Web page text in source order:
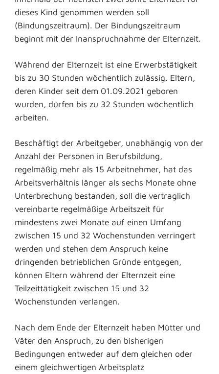
dieses Kind genommen werden soll
(Bindungszeitraum). Der Bindungszeitraum
beginnt mit der Inanspruchnahme der Elternzeit.
Während der Elternzeit ist eine Erwerbstätigkeit
bis zu 30 Stunden wöchentlich zulässig. Eltern,
deren Kinder seit dem 01.09.2021 geboren
wurden, dürfen bis zu 32 Stunden wöchentlich
arbeiten.
Beschäftigt der Arbeitgeber, unabhängig von der
Anzahl der Personen in Berufsbildung,
regelmäßig mehr als 15 Arbeitnehmer, hat das
Arbeitsverhältnis länger als sechs Monate ohne
Unterbrechung bestanden, soll die vertraglich
vereinbarte regelmäßige Arbeitszeit für
mindestens zwei Monate auf einen Umfang
zwischen 15 und 32 Wochenstunden verringert
werden und stehen dem Anspruch keine
dringenden betrieblichen Gründe entgegen,
können Eltern während der Elternzeit eine
Teilzeittätigkeit zwischen 15 und 32
Wochenstunden verlangen.
Nach dem Ende der Elternzeit haben Mütter und
Väter den Anspruch, zu den bisherigen
Bedingungen entweder auf dem gleichen oder
einem gleichwertigen Arbeitsplatz